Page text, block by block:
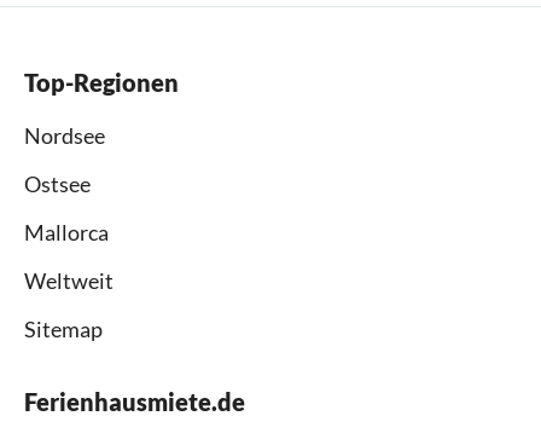
Top-Regionen
Nordsee
Ostsee
Mallorca
Weltweit
Sitemap
Ferienhausmiete.de